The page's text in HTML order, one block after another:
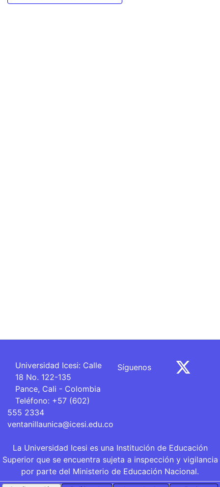
Universidad Icesi: Calle
18 No. 122-135
Pance, Cali - Colombia
Teléfono: +57 (602)
555 2334
ventanillaunica@icesi.edu.co
Síguenos
La Universidad Icesi es una Institución de Educación
Superior que se encuentra sujeta a inspección y vigilancia
por parte del Ministerio de Educación Nacional.